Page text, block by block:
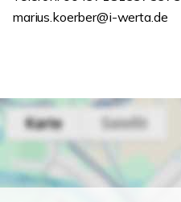
marius.koerber@i-werta.de